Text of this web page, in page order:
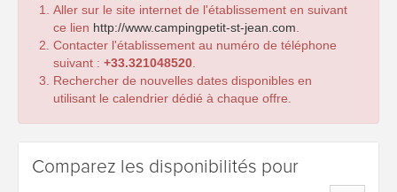
Aller sur le site internet de l'établissement en suivant
ce lien http://www.campingpetit-st-jean.com
Contacter l'établissement au numéro de téléphone
suivant : +33.321048520
Rechercher de nouvelles dates disponibles en
utilisant le calendrier dédié à chaque offre.
Comparez les disponibilités pour